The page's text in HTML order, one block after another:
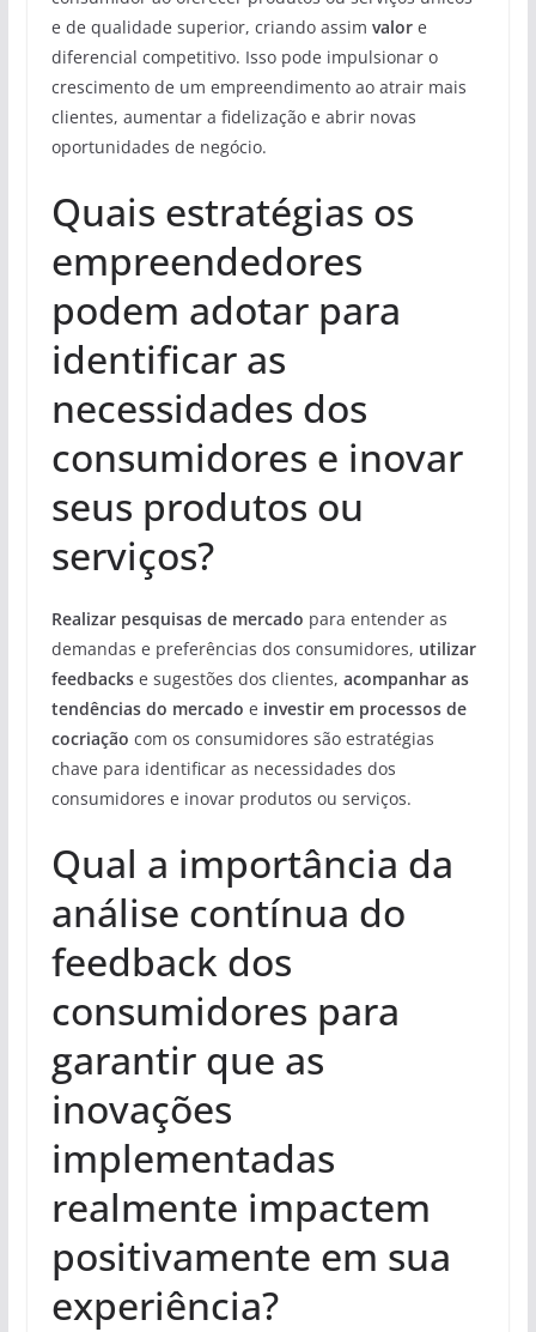
e de qualidade superior, criando assim valore
diferencial competitivo. Isso pode impulsionar o
crescimento de um empreendimento ao atrair mais
clientes, aumentar a fidelização e abrir novas
oportunidades de negócio.
Quais estratégias os
empreendedores
podem adotar para
identificar as
necessidades dos
consumidores e inovar
seus produtos ou
serviços?
Realizar pesquisas de mercado para entender as
demandas e preferências dos consumidores, utilizar
feedbackse sugestões dos clientes, acompanhar as
tendências do mercado e investir em processos de
cocriação com os consumidores são estratégias
chave para identificar as necessidades dos
consumidores e inovar produtos ou serviços.
Qual a importância da
análise contínua do
feedback dos
consumidores para
garantir que as
inovações
implementadas
realmente impactem
positivamente em sua
experiência?